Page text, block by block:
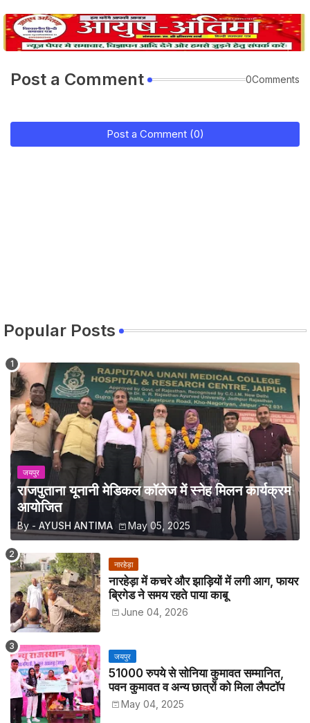
Post a Comment 0Comments
Post a Comment (0)
Popular Posts
जयपुर
राजपुताना यूनानी मेडिकल कॉलेज में स्नेह मिलन कार्यक्रम
आयोजित
By - AYUSH ANTIMA May 05, 2025
नारहेड़ा
नारहेड़ा में कचरे और झाड़ियों में लगी आग, फायर
ब्रिगेड ने समय रहते पाया काबू
June 04, 2026
जयपुर
51000 रुपये से सोनिया कुमावत सम्मानित,
पवन कुमावत व अन्य छात्रों को मिला लैपटॉप
May 04, 2025